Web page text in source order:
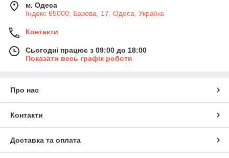
м. Одеса
Індекс 65000; Базова, 17, Одеса, Україна
Контакти
Сьогодні працює з 09:00 до 18:00
Показати весь графік роботи
Про нас
Контакти
Доставка та оплата